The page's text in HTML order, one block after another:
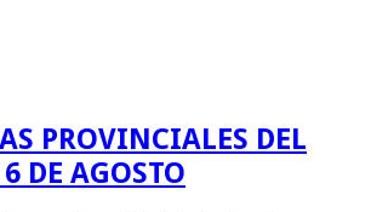
PROVINCIALES DEL
DE AGOSTO